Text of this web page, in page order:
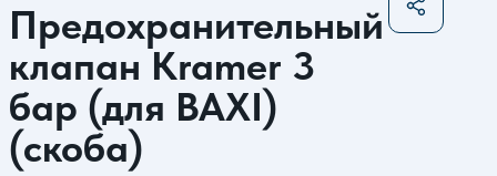
Предохранительный
клапан Kramer 3
бар (для BAXI)
(скоба)